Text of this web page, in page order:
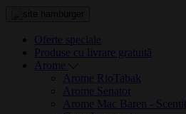
Oferte speciale
Produse cu livrare gratuită
Arome
Arome RioTabak
Arome Senator
Arome Mac Baren - Scentit